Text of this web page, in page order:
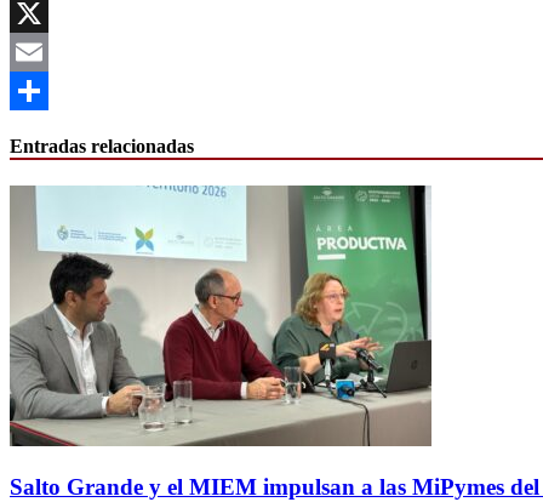
Facebook
X
Email
Entradas relacionadas
Salto Grande y el MIEM impulsan a las MiPymes